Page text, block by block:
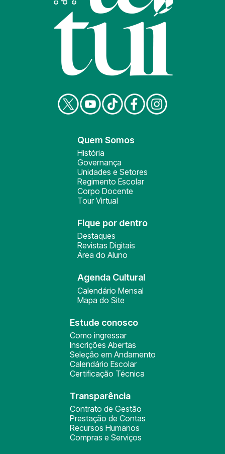
Quem Somos
História
Governança
Unidades e Setores
Regimento Escolar
Corpo Docente
Tour Virtual
Fique por dentro
Destaques
Revistas Digitais
Área do Aluno
Agenda Cultural
Calendário Mensal
Mapa do Site
Estude conosco
Como ingressar
Inscrições Abertas
Seleção em Andamento
Calendário Escolar
Certificação Técnica
Transparência
Contrato de Gestão
Prestação de Contas
Recursos Humanos
Compras e Serviços